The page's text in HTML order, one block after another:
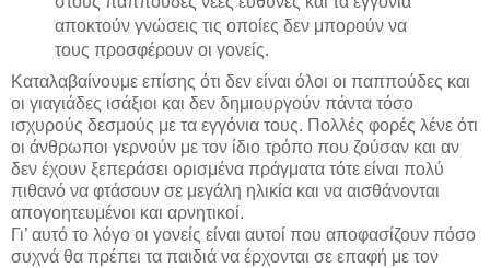
αποκτούν γνώσεις τις οποίες δεν μπορούν να
τους προσφέρουν οι γονείς.
Καταλαβαίνουμε επίσης ότι δεν είναι όλοι οι παππούδες και
οι γιαγιάδες ισάξιοι και δεν δημιουργούν πάντα τόσο
ισχυρούς δεσμούς με τα εγγόνια τους. Πολλές φορές λένε ότι
οι άνθρωποι γερνούν με τον ίδιο τρόπο που ζούσαν και αν
δεν έχουν ξεπεράσει ορισμένα πράγματα τότε είναι πολύ
πιθανό να φτάσουν σε μεγάλη ηλικία και να αισθάνονται
απογοητευμένοι και αρνητικοί.
Γι’ αυτό το λόγο οι γονείς είναι αυτοί που αποφασίζουν πόσο
συχνά θα πρέπει τα παιδιά να έρχονται σε επαφή με τον